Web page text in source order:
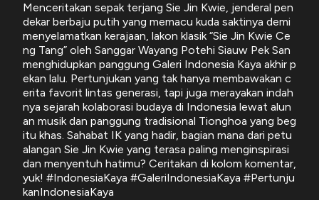
Menceritakan sepak terjang Sie Jin Kwie, jenderal pen
dekar berbaju putih yang memacu kuda saktinya demi
menyelamatkan kerajaan, lakon klasik “Sie Jin Kwie Ce
ng Tang” oleh Sanggar Wayang Potehi Siauw Pek San
menghidupkan panggung Galeri Indonesia Kaya akhir p
ekan lalu. Pertunjukan yang tak hanya membawakan c
erita favorit lintas generasi, tapi juga merayakan indah
nya sejarah kolaborasi budaya di Indonesia lewat alun
an musik dan panggung tradisional Tionghoa yang beg
itu khas. Sahabat IK yang hadir, bagian mana dari petu
alangan Sie Jin Kwie yang terasa paling menginspirasi
dan menyentuh hatimu? Ceritakan di kolom komentar,
yuk! #IndonesiaKaya #GaleriIndonesiaKaya #Pertunju
kanIndonesiaKaya